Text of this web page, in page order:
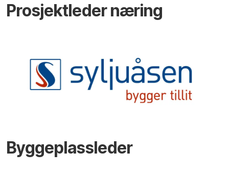
Prosjektleder næring
Byggeplassleder